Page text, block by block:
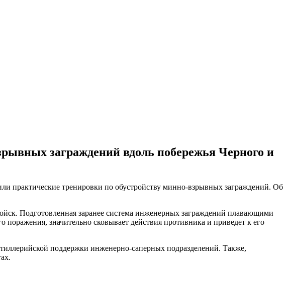
заграждений вдоль побережья Черного и
практические тренировки по обустройству минно-взрывных заграждений. Об
Подготовленная ​​заранее система инженерных заграждений плавающими
значительно сковывает действия противника и приведет к его
поддержки инженерно-саперных подразделений. Также,